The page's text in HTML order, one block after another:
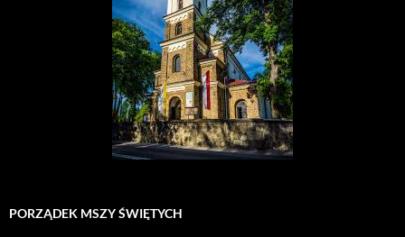
PORZĄDEK MSZY ŚWIĘTYCH